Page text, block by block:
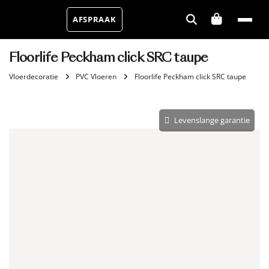
AFSPRAAK
Floorlife Peckham click SRC taupe
Vloerdecoratie PVC Vloeren Floorlife Peckham click SRC taupe
Levenslange garantie